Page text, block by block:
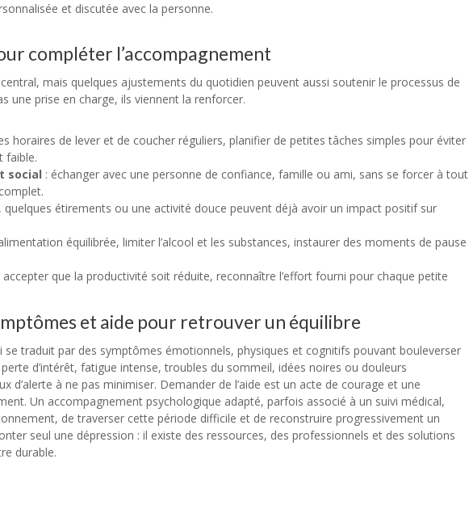
et discutée avec la personne.
compléter l’accompagnement
mais quelques ajustements du quotidien peuvent aussi soutenir le processus de
une prise en charge, ils viennent la renforcer.
horaires de lever et de coucher réguliers, planifier de petites tâches simples pour éviter
faible.
social : échanger avec une personne de confiance, famille ou ami, sans se forcer à tout
quelques étirements ou une activité douce peuvent déjà avoir un impact positif sur
équilibrée, limiter l’alcool et les substances, instaurer des moments de pause
accepter que la productivité soit réduite, reconnaître l’effort fourni pour chaque petite
et aide pour retrouver un équilibre
se traduit par des symptômes émotionnels, physiques et cognitifs pouvant bouleverser
d’intérêt, fatigue intense, troubles du sommeil, idées noires ou douleurs
d’alerte à ne pas minimiser. Demander de l’aide est un acte de courage et une
Un accompagnement psychologique adapté, parfois associé à un suivi médical,
de traverser cette période difficile et de reconstruire progressivement un
seul une dépression : il existe des ressources, des professionnels et des solutions
durable.